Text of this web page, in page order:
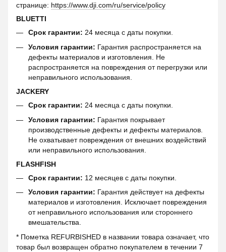
странице: https://www.dji.com/ru/service/policy
BLUETTI
Срок гарантии: 24 месяца с даты покупки.
Условия гарантии: Гарантия распространяется на
дефекты материалов и изготовления. Не
распространяется на повреждения от перегрузки или
неправильного использования.
JACKERY
Срок гарантии: 24 месяца с даты покупки.
Условия гарантии: Гарантия покрывает
производственные дефекты и дефекты материалов.
Не охватывает повреждения от внешних воздействий
или неправильного использования.
FLASHFISH
Срок гарантии: 12 месяцев с даты покупки.
Условия гарантии: Гарантия действует на дефекты
материалов и изготовления. Исключает повреждения
от неправильного использования или стороннего
вмешательства.
* Пометка REFURBISHED в названии товара означает, что
товар был возвращен обратно покупателем в течении 7